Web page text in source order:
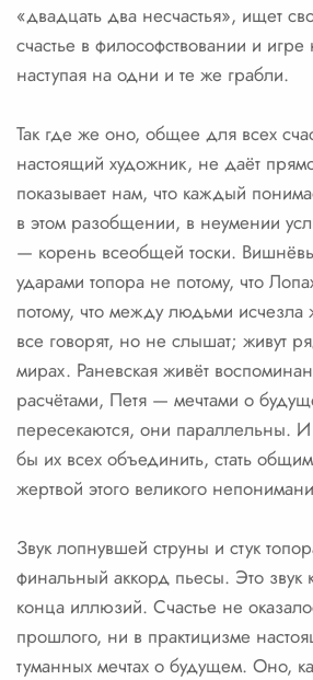
«двадцать два несчастья», ищет
счастье в философствовании и игре
наступая на одни и те же грабли.
Так где же оно, общее для всех
настоящий художник, не даёт
показывает нам, что каждый
в этом разобщении, в неумении
— корень всеобщей тоски.
ударами топора не потому, что
потому, что между людьми исчезла
все говорят, но не слышат; живут
мирах. Раневская живёт
расчётами, Петя — мечтами о
пересекаются, они параллельны.
бы их всех объединить, стать
жертвой этого великого
Звук лопнувшей струны и стук
финальный аккорд пьесы. Это звук
конца иллюзий. Счастье не
прошлого, ни в практицизме
туманных мечтах о будущем. Оно,